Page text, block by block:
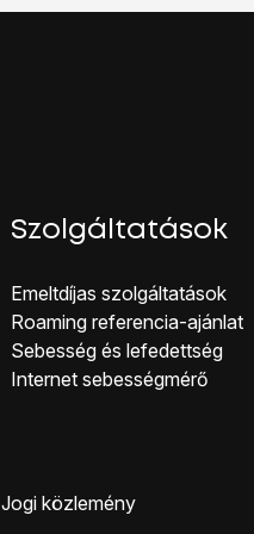
Szolgáltatások
Emeltdíjas szolgáltatások
Roaming referencia-ajánlat
Sebesség és lefedettség
Internet sebességmérő
Jogi közlemény